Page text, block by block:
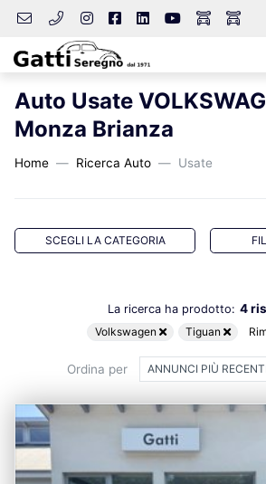
Auto Usate
Monza Brianza
Home Ricerca Auto Usate
SCEGLI LA CATEGORIA
La ricerca ha prodotto: 4
Volkswagen Tiguan
Ordina per ANNUNCI PIÙ RECENTI